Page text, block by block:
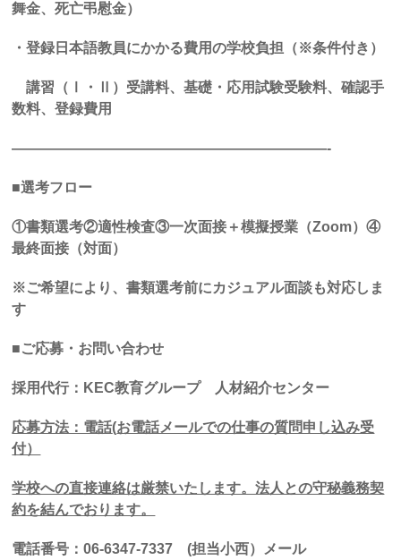
舞金、死亡弔慰金）
・登録日本語教員にかかる費用の学校負担（※条件付き）
講習（Ⅰ・Ⅱ）受講料、基礎・応用試験受験料、確認手
数料、登録費用
——————————————————————-
■選考フロー
①書類選考②適性検査③一次面接＋模擬授業（Zoom）④
最終面接（対面）
※ご希望により、書類選考前にカジュアル面談も対応しま
す
■ご応募・お問い合わせ
採用代行：KEC教育グループ 人材紹介センター
応募方法：電話(お電話メールでの仕事の質問申し込み受
付）
学校への直接連絡は厳禁いたします。法人との守秘義務契
約を結んでおります。
電話番号：06-6347-7337 (担当小西）メール